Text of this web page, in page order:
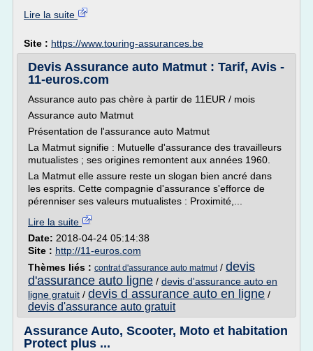
Lire la suite
Site : https://www.touring-assurances.be
Devis Assurance auto Matmut : Tarif, Avis -
11-euros.com
Assurance auto pas chère à partir de 11EUR / mois
Assurance auto Matmut
Présentation de l'assurance auto Matmut
La Matmut signifie : Mutuelle d'assurance des travailleurs
mutualistes ; ses origines remontent aux années 1960.
La Matmut elle assure reste un slogan bien ancré dans
les esprits. Cette compagnie d'assurance s'efforce de
pérenniser ses valeurs mutualistes : Proximité,...
Lire la suite
Date: 2018-04-24 05:14:38
Site : http://11-euros.com
Thèmes liés : contrat d'assurance auto matmut/ devis
d'assurance auto ligne / devis d'assurance auto en
ligne gratuit / devis d assurance auto en ligne /
devis d'assurance auto gratuit
Assurance Auto, Scooter, Moto et habitation
Protect plus ...